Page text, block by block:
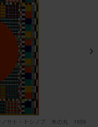
ノサト・トシノブ 朱の丸 1959